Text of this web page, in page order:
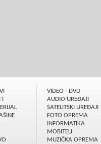
I
VIDEO - DVD
AUDIO UREÐAJI
SATELITSKI UREÐAJI
FOTO OPREMA
INFORMATIKA
MOBITELI
MUZIČKA OPREMA